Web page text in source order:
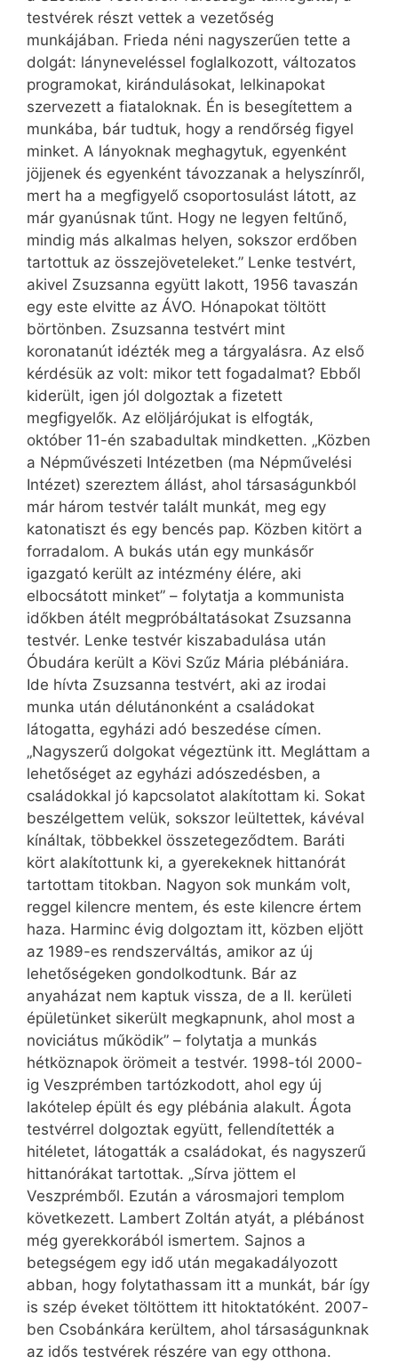
testvérek részt vettek a vezetőség
munkájában. Frieda néni nagyszerűen tette a
dolgát: lányneveléssel foglalkozott, változatos
programokat, kirándulásokat, lelkinapokat
szervezett a fiataloknak. Én is besegítettem a
munkába, bár tudtuk, hogy a rendőrség figyel
minket. A lányoknak meghagytuk, egyenként
jöjjenek és egyenként távozzanak a helyszínről,
mert ha a megfigyelő csoportosulást látott, az
már gyanúsnak tűnt. Hogy ne legyen feltűnő,
mindig más alkalmas helyen, sokszor erdőben
tartottuk az összejöveteleket.” Lenke testvért,
akivel Zsuzsanna együtt lakott, 1956 tavaszán
egy este elvitte az ÁVO. Hónapokat töltött
börtönben. Zsuzsanna testvért mint
koronatanút idézték meg a tárgyalásra. Az első
kérdésük az volt: mikor tett fogadalmat? Ebből
kiderült, igen jól dolgoztak a fizetett
megfigyelők. Az elöljárójukat is elfogták,
október 11-én szabadultak mindketten. „Közben
a Népművészeti Intézetben (ma Népművelési
Intézet) szereztem állást, ahol társaságunkból
már három testvér talált munkát, meg egy
katonatiszt és egy bencés pap. Közben kitört a
forradalom. A bukás után egy munkásőr
igazgató került az intézmény élére, aki
elbocsátott minket” – folytatja a kommunista
időkben átélt megpróbáltatásokat Zsuzsanna
testvér. Lenke testvér kiszabadulása után
Óbudára került a Kövi Szűz Mária plébániára.
Ide hívta Zsuzsanna testvért, aki az irodai
munka után délutánonként a családokat
látogatta, egyházi adó beszedése címen.
„Nagyszerű dolgokat végeztünk itt. Megláttam a
lehetőséget az egyházi adószedésben, a
családokkal jó kapcsolatot alakítottam ki. Sokat
beszélgettem velük, sokszor leültettek, kávéval
kínáltak, többekkel összetegeződtem. Baráti
kört alakítottunk ki, a gyerekeknek hittanórát
tartottam titokban. Nagyon sok munkám volt,
reggel kilencre mentem, és este kilencre értem
haza. Harminc évig dolgoztam itt, közben eljött
az 1989-es rendszerváltás, amikor az új
lehetőségeken gondolkodtunk. Bár az
anyaházat nem kaptuk vissza, de a II. kerületi
épületünket sikerült megkapnunk, ahol most a
noviciátus működik” – folytatja a munkás
hétköznapok örömeit a testvér. 1998-tól 2000-
ig Veszprémben tartózkodott, ahol egy új
lakótelep épült és egy plébánia alakult. Ágota
testvérrel dolgoztak együtt, fellendítették a
hitéletet, látogatták a családokat, és nagyszerű
hittanórákat tartottak. „Sírva jöttem el
Veszprémből. Ezután a városmajori templom
következett. Lambert Zoltán atyát, a plébánost
még gyerekkorából ismertem. Sajnos a
betegségem egy idő után megakadályozott
abban, hogy folytathassam itt a munkát, bár így
is szép éveket töltöttem itt hitoktatóként. 2007-
ben Csobánkára kerültem, ahol társaságunknak
az idős testvérek részére van egy otthona.